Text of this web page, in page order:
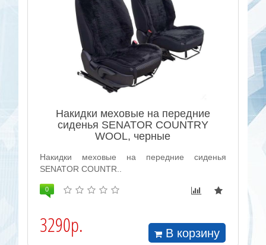
Накидки меховые на передние
сиденья SENATOR COUNTRY
WOOL, черные
Накидки меховые на передние сиденья
SENATOR COUNTR..
0
3290р. В корзину